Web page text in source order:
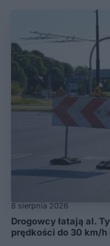
8 sierpnia 2026
Drogowcy łatają al.
prędkości do 30 km/